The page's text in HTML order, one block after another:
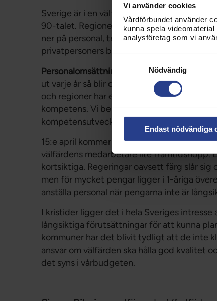
Vi använder cookies
Vårdförbundet använder
kunna spela
analysföretag som vi
Nödvändig
Endast nödvändiga
Sverige är i en välfärdskris. Vi ser nu i
90-talet. Regioner och kommuner får
ner på personal, trots skriande behov. Är
privatpersoners badrumsrenoveringar?
Personalomsättningen är i stora delar av
ut varje år så blir det svårt att driva en
och regioner har ett gemensamt ansvar för
kompetens. Vi behöver bättre
kompetensutveckling för att anställda ska
15:e april kommer regeringen att
välfärdens medarbetare lite framtidshopp.
kortsiktiga. Regeringar oavsett färg slår
men för mycket pengar ligger i 1-åriga
anställa personal när pengarna inte är
I kristider ligger det i hela Sveriges
långsiktiga förutsättningar för att kunna
kommuner har det blivit tydligt att de inte
ansvar om välfärden ska hålla god kvalitet
det syns i vårbudgeten.